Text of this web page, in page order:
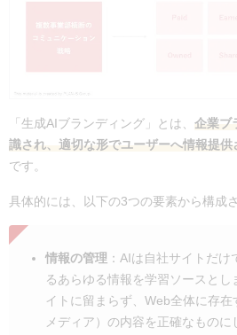
「生成AIブランディング」とは、 企業ブ
識され、適切な形でユーザーへ情報提供
です。
具体的には、以下の3つの要素から構成さ
情報の管理 ： AIは自社サイトだけ
るあらゆる情報を学習ソースと
イトに留まらず、 Web全体に存在
メディア）の内容を正確なものに